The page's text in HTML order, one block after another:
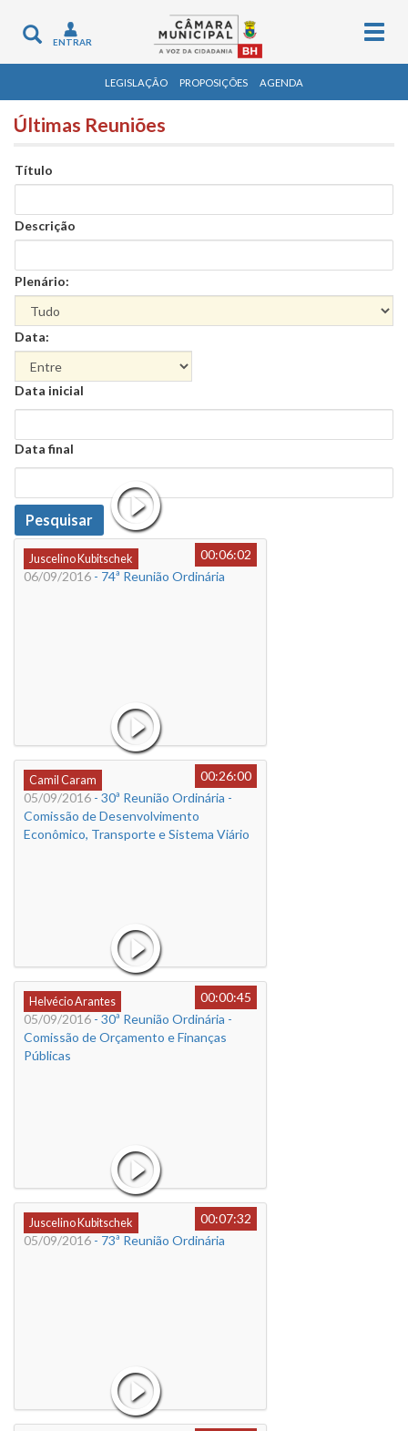
Toggle
navigation
ENTRAR
LEGISLAÇÃO PROPOSIÇÕES AGENDA
Últimas Reuniões
Título
Descrição
Plenário:
Data:
Data
Data inicial
Data
Data final
Data
Pesquisar
Juscelino Kubitschek
00:06:02
06/09/2016 - 74ª Reunião Ordinária
Camil Caram
00:26:00
05/09/2016 - 30ª Reunião Ordinária -
Comissão de Desenvolvimento
Econômico, Transporte e Sistema Viário
Helvécio Arantes
00:00:45
05/09/2016 - 30ª Reunião Ordinária -
Comissão de Orçamento e Finanças
Públicas
Juscelino Kubitschek
00:07:32
05/09/2016 - 73ª Reunião Ordinária